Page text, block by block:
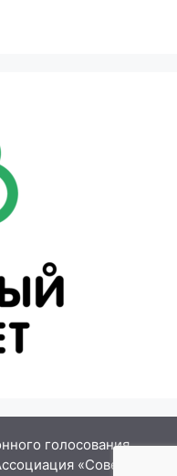
голосования
«Совет